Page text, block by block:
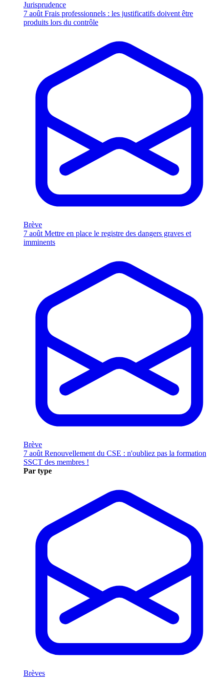
Jurisprudence
7 août Frais professionnels : les justificatifs doivent être
produits lors du contrôle
Brève
7 août Mettre en place le registre des dangers graves et
imminents
Brève
7 août Renouvellement du CSE : n'oubliez pas la formation
SSCT des membres !
Par type
Brèves